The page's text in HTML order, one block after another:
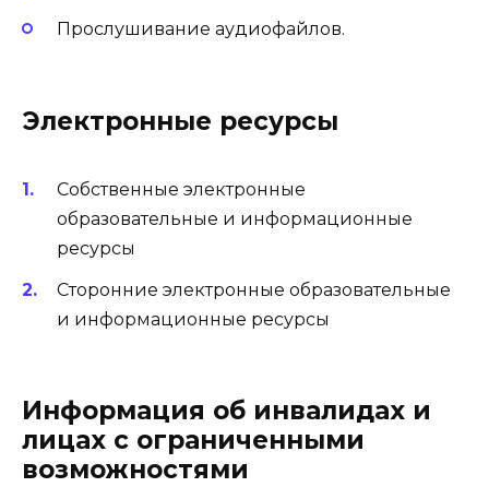
Прослушивание аудиофайлов.
Электронные ресурсы
Собственные электронные
образовательные и информационные
ресурсы
Сторонние электронные образовательные
и информационные ресурсы
Информация об инвалидах и
лицах с ограниченными
возможностями